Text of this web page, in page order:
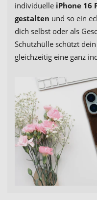
individuelle iPhone 16
gestalten und so ein
dich selbst oder als
Schutzhülle schützt
gleichzeitig eine ganz